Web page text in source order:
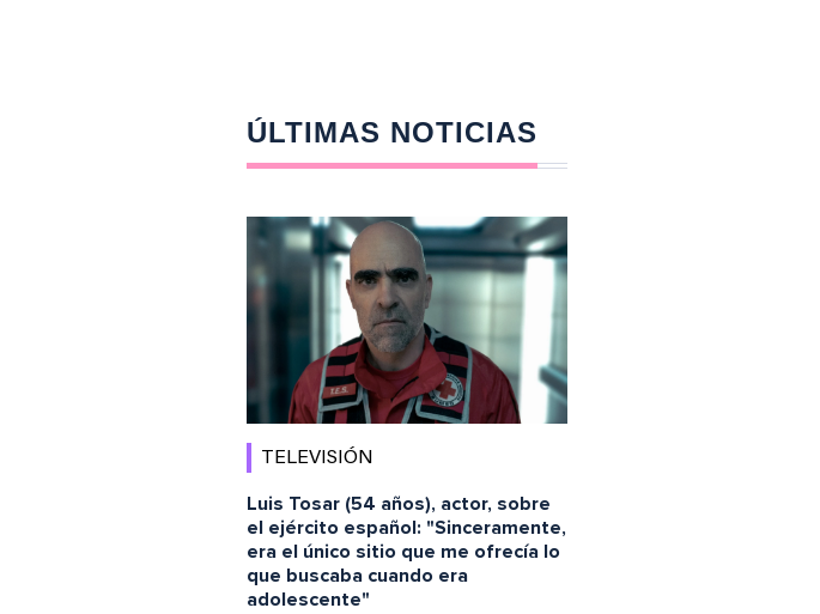
ÚLTIMAS NOTICIAS
TELEVISIÓN
Luis Tosar (54 años), actor, sobre
el ejército español: "Sinceramente,
era el único sitio que me ofrecía lo
que buscaba cuando era
adolescente"